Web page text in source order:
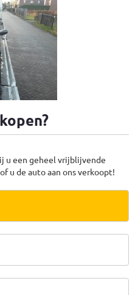
u een geheel vrijblijvende
u de auto aan ons verkoopt!